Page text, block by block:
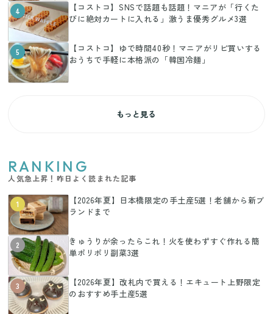
4
【コストコ】SNSで話題も話題！マニアが「行くた
びに絶対カートに入れる」激うま優秀グルメ3選
5
【コストコ】ゆで時間40秒！マニアがリピ買いする
おうちで手軽に本格派の「韓国冷麺」
もっと見る
RANKING
人気急上昇！昨日よく読まれた記事
1
【2026年夏】日本橋限定の手土産5選！老舗から新ブ
ランドまで
2
きゅうりが余ったらこれ！火を使わずすぐ作れる簡
単ポリポリ副菜3選
3
【2026年夏】改札内で買える！エキュート上野限定
のおすすめ手土産5選